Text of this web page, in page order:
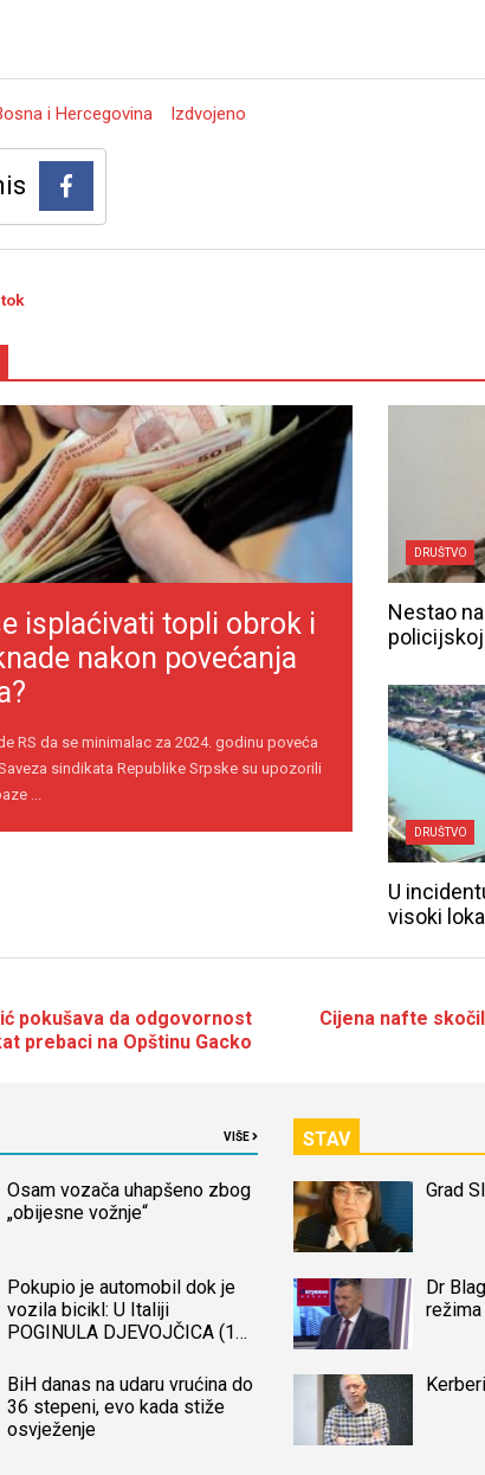
i Hercegovina Izdvojeno
isplaćivati topli obrok i
nakon povećanja
RS da se minimalac za 2024. godinu poveća
sindikata Republike Srpske su upozorili
...
DRUŠTVO
Nestao
DRUŠTVO
U
visoki
pokušava da odgovornost
prebaci na Opštinu Gacko
Cijena nafte
VIŠE
Osam vozača uhapšeno zbog
„obijesne vožnje“
Pokupio je automobil dok je
vozila bicikl: U Italiji
POGINULA DJEVOJČICA (14)
tijela
BiH danas na udaru vrućina do
36 stepeni, evo kada stiže
osvježenje
STAV
Grad
Dr